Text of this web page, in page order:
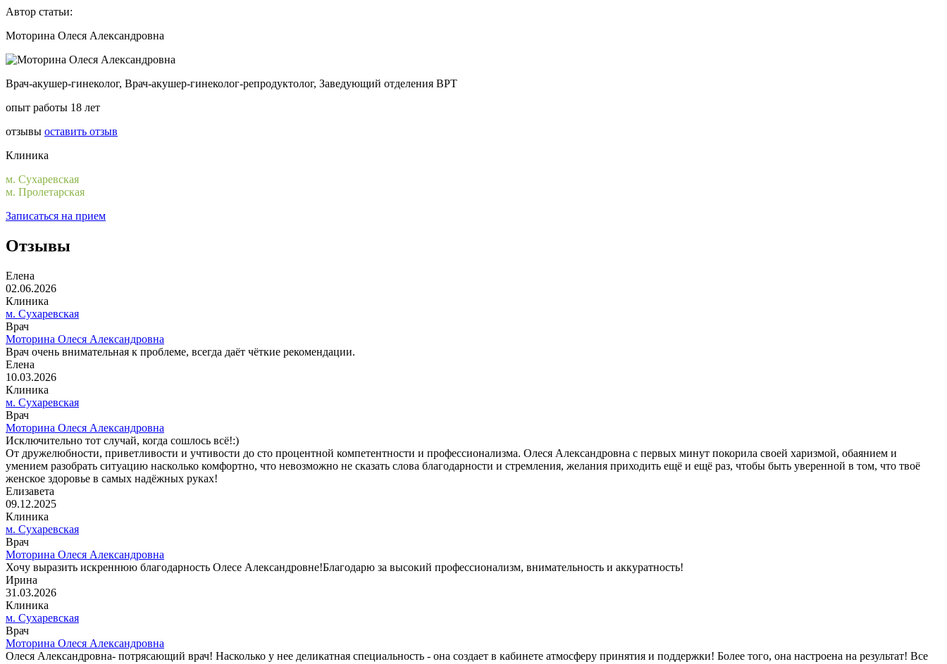
Автор статьи:
Моторина Олеся Александровна
Врач-акушер-гинеколог, Врач-акушер-гинеколог-репродуктолог, Заведующий отделения ВРТ
опыт работы 18 лет
отзывы оставить отзыв
Клиника
м. Сухаревская
м. Пролетарская
Записаться на прием
Отзывы
Елена
02.06.2026
Клиника
м. Сухаревская
Врач
Моторина Олеся Александровна
Врач очень внимательная к проблеме, всегда даёт чёткие рекомендации.
Елена
10.03.2026
Клиника
м. Сухаревская
Врач
Моторина Олеся Александровна
Исключительно тот случай, когда сошлось всё!:)
От дружелюбности, приветливости и учтивости до сто процентной компетентности и профессионализма. Олеся Александровна с первых минут покорила своей харизмой, обаянием и
умением разобрать ситуацию насколько комфортно, что невозможно не сказать слова благодарности и стремления, желания приходить ещё и ещё раз, чтобы быть уверенной в том, что твоё
женское здоровье в самых надёжных руках!
Елизавета
09.12.2025
Клиника
м. Сухаревская
Врач
Моторина Олеся Александровна
Хочу выразить искреннюю благодарность Олесе Александровне!Благодарю за высокий профессионализм, внимательность и аккуратность!
Ирина
31.03.2026
Клиника
м. Сухаревская
Врач
Моторина Олеся Александровна
Олеся Александровна- потрясающий врач! Насколько у нее деликатная специальность - она создает в кабинете атмосферу принятия и поддержки! Более того, она настроена на результат! Все